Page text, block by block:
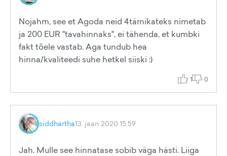
Nojahm, see et Agoda neid 4tärnikateks nimetab
ja 200 EUR "tavahinnaks", ei tähenda, et kumbki
fakt tõele vastab. Aga tundub hea
hinna/kvaliteedi suhe hetkel siiski :)
1 0
siddhartha13. jaan 2020 15:59
Jah. Mulle see hinnatase sobib väga hästi. Liiga